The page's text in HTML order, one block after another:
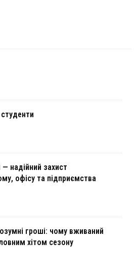
— надійний захист
офісу та підприємства
гроші: чому вживаний
хітом сезону